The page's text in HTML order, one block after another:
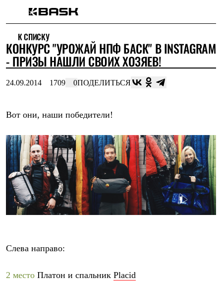
Интернет-магазин
Мужская одежда
Утепленная пухом
Куртки
Жилеты
Куртки
Куртки
Брюки
Софтшелл одежда
Куртки
Брюки
Флисовая одежда
Куртки
Брюки
Жилеты
Среднее термобелье
Легкое термобелье
Футболки
К СПИСКУ
КОНКУРС "УРОЖАЙ НПФ БАСК" В INSTAGRAM
- ПРИЗЫ НАШЛИ СВОИХ ХОЗЯЕВ!
24.09.2014 1709 0ПОДЕЛИТЬСЯ
Вот они, наши победители!
Слева направо:
2 место Платон и спальник Placid